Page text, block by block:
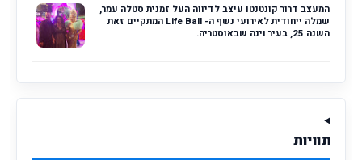
המעצב דרור קונטנטו עיצב לדיווה העל זמנית סטלה עמר,
שמלה ייחודית לאירועי נשף ה- Life Ball המתקיים זאת
השנה 25, בעיר וינה שבאוסטריה.
תוויות